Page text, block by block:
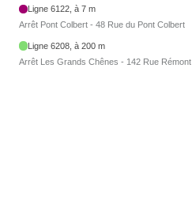
Ligne 6122, à 7 m
Arrêt Pont Colbert - 48 Rue du Pont Colbert
Ligne 6208, à 200 m
Arrêt Les Grands Chênes - 142 Rue Rémont